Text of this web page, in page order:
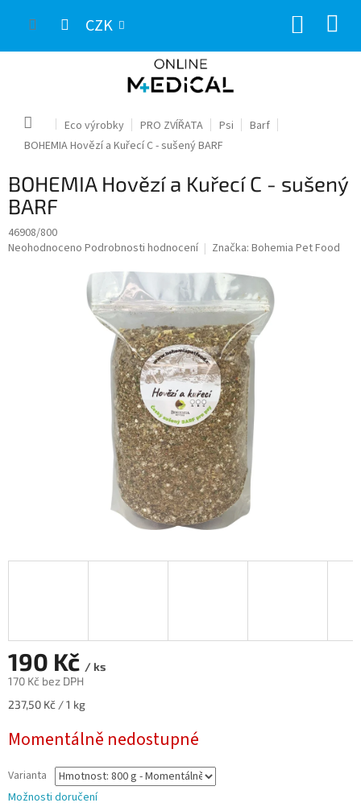
CZK
Domů Eco výrobky PRO ZVÍŘATA Psi
Barf
BOHEMIA Hovězí a Kuřecí C - sušený BARF
BOHEMIA Hovězí a Kuřecí C - sušený
BARF
46908/800
Průměrné
Neohodnoceno Podrobnosti hodnocení Značka: Bohemia Pet Food
190 Kč / ks
170 Kč bez DPH
Měrná
237,50 Kč / 1 kg
Momentálně nedostupné
Varianta
Možnosti doručení